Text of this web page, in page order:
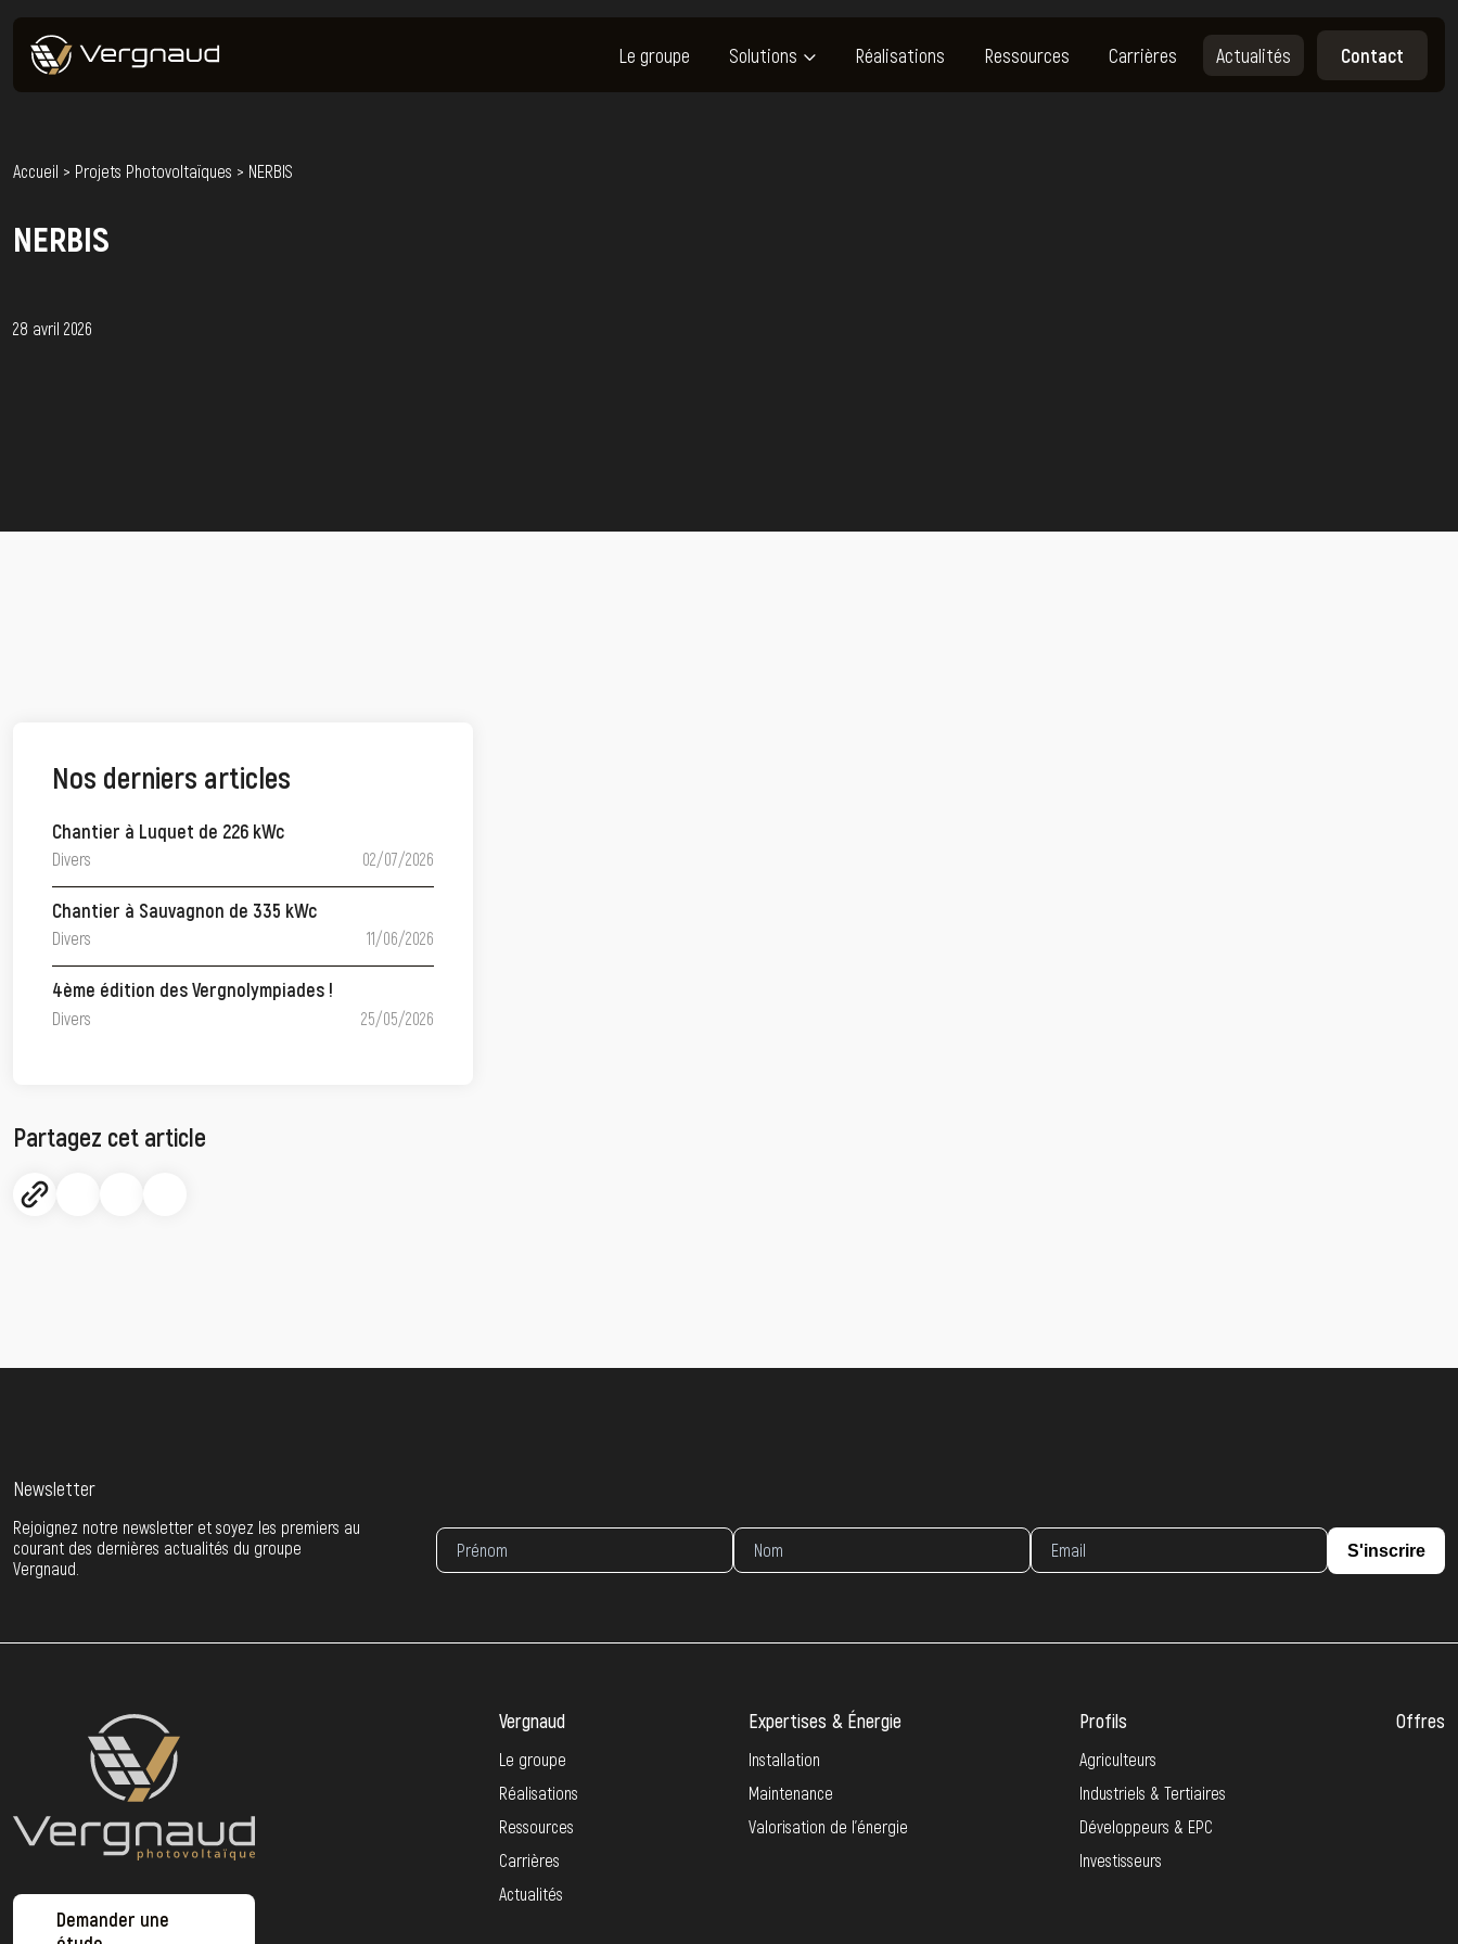
Le groupe Solutions Réalisations Ressources Carrières Actualités Contact
Accueil > Projets Photovoltaïques > NERBIS
NERBIS
28 avril 2026
Nos derniers articles
Chantier à Luquet de 226 kWc
Divers 02/07/2026
Chantier à Sauvagnon de 335 kWc
Divers 11/06/2026
4ème édition des Vergnolympiades !
Divers 25/05/2026
Partagez cet article
Newsletter
Rejoignez notre newsletter et soyez les premiers au
courant des dernières actualités du groupe
Vergnaud.
S'inscrire
Demander une
Vergnaud
Le groupe
Réalisations
Ressources
Carrières
Actualités
Expertises & Énergie
Installation
Maintenance
Valorisation de l’énergie
Profils
Agriculteurs
Industriels & Tertiaires
Développeurs & EPC
Investisseurs
Offres